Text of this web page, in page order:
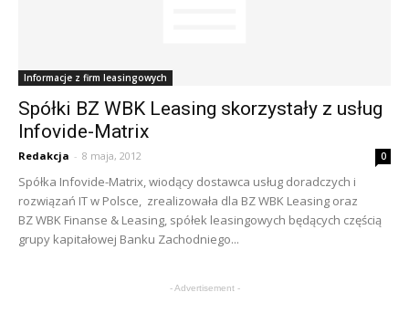
Informacje z firm leasingowych
Spółki BZ WBK Leasing skorzystały z usług
Infovide-Matrix
Redakcja - 8 maja, 2012 0
Spółka Infovide-Matrix, wiodący dostawca usług doradczych i
rozwiązań IT w Polsce, zrealizowała dla BZ WBK Leasing oraz
BZ WBK Finanse & Leasing, spółek leasingowych będących częścią
grupy kapitałowej Banku Zachodniego...
- Advertisement -